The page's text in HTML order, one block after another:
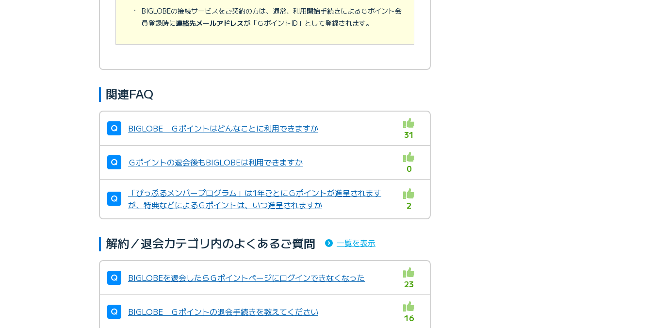
・
BIGLOBEの接続サービスをご契約の方は、通常、利用開始手続きによるＧポイント会
員登録時に連絡先メールアドレスが「ＧポイントID」として登録されます。
関連FAQ
BIGLOBE Ｇポイントはどんなことに利用できますか
31
Ｇポイントの退会後もBIGLOBEは利用できますか
0
「びっぷるメンバープログラム」は1年ごとにＧポイントが進呈されます
が、特典などによるＧポイントは、いつ進呈されますか
2
解約／退会カテゴリ内のよくあるご質問 一覧を表示
BIGLOBEを退会したらＧポイントページにログインできなくなった
23
BIGLOBE Ｇポイントの退会手続きを教えてください
16